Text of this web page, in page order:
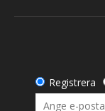
Registrera